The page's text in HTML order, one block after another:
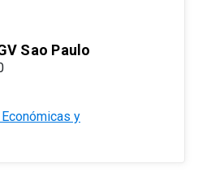
Sao Paulo
y